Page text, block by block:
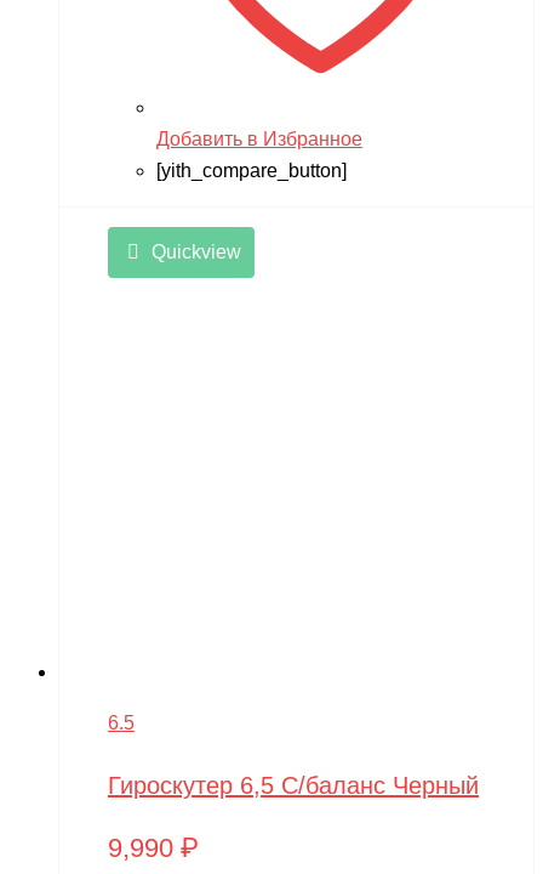
Добавить в Избранное
[yith_compare_button]
Quickview
6.5
Гироскутер 6,5 С/баланс Черный
9,990 ₽